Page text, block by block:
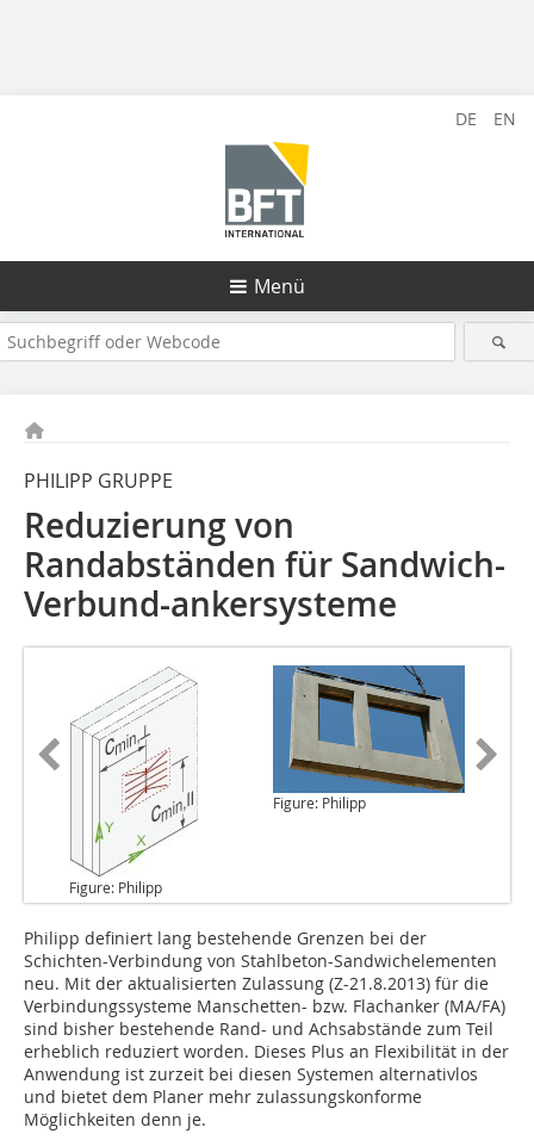
DE EN
Menü
PHILIPP GRUPPE
Reduzierung von
Randabständen für Sandwich-
Verbund-ankersysteme
Figure: Philipp
Figure: Philipp
Philipp definiert lang bestehende Grenzen bei der
Schichten-Verbindung von Stahlbeton-Sandwichelementen
neu. Mit der aktualisierten Zulassung (Z-21.8.2013) für die
Verbindungssysteme Manschetten- bzw. Flachanker (MA/FA)
sind bisher bestehende Rand- und Achsabstände zum Teil
erheblich reduziert worden. Dieses Plus an Flexibilität in der
Anwendung ist zurzeit bei diesen Systemen alternativlos
und bietet dem Planer mehr zulassungskonforme
Möglichkeiten denn je.